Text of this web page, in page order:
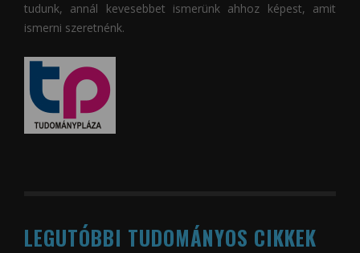
tudunk, annál kevesebbet ismerünk ahhoz képest, amit
ismerni szeretnénk.
LEGUTÓBBI TUDOMÁNYOS CIKKEK